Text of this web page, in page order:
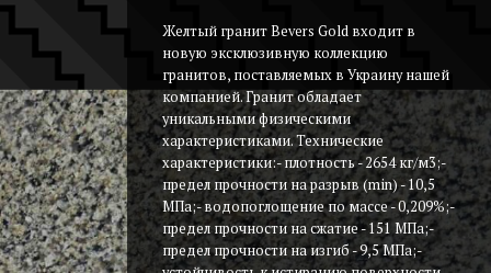
Желтый гранит Bevers Gold входит в
новую эксклюзивную коллекцию
гранитов, поставляемых в Украину нашей
компанией. Гранит обладает
уникальными физическими
характеристиками. Технические
характеристики:- плотность - 2654 кг/м3;-
предел прочности на разрыв (min) - 10,5
МПа;- водопоглощение по массе - 0,209%;-
предел прочности на сжатие - 151 МПа;-
предел прочности на изгиб - 9,5 МПа;-